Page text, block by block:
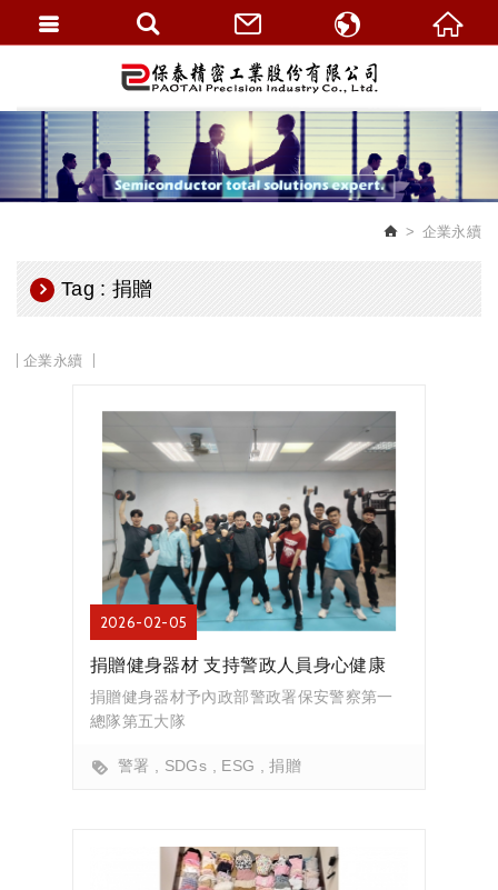
企業永續
Tag : 捐贈
企業永續
2026-02-05
捐贈健身器材 支持警政人員身心健康
捐贈健身器材予內政部警政署保安警察第一
總隊第五大隊
警署 SDGs ESG 捐贈
繁體中文
English